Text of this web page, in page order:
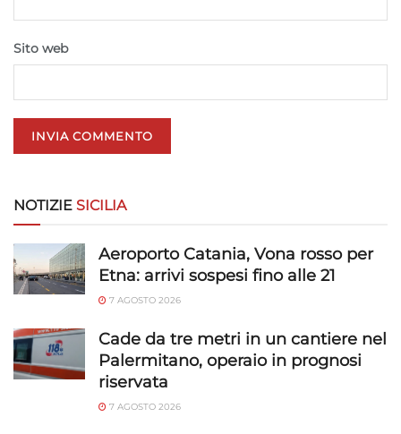
Utilizzare dati di geolocalizzazione precisi,
richieste attivamente.
Salvare e comunicare le scelte sulla
privacy.
Sito web
NOTIZIE SICILIA
Aeroporto Catania, Vona rosso per
Etna: arrivi sospesi fino alle 21
7 AGOSTO 2026
Cade da tre metri in un cantiere nel
Palermitano, operaio in prognosi
riservata
7 AGOSTO 2026